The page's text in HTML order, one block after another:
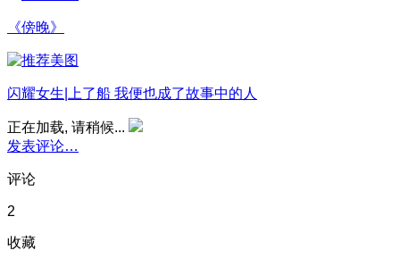
《傍晚》
闪耀女生|上了船 我便也成了故事中的人
正在加载, 请稍候...
发表评论…
评论
2
收藏